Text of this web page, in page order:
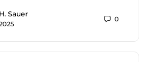
Sauer
0